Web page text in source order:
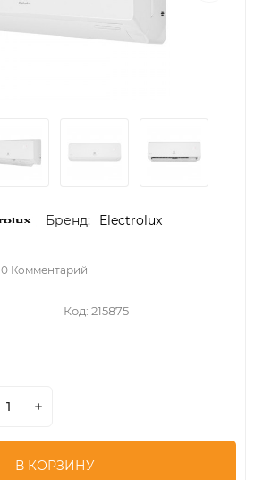
Бренд: Electrolux
0 Комментарий
Код: 215875
В КОРЗИНУ